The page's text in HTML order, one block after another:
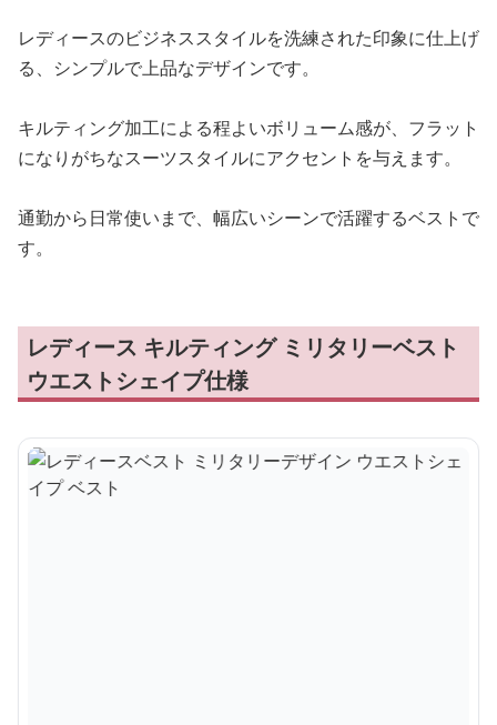
レディースのビジネススタイルを洗練された印象に仕上げ
る、シンプルで上品なデザインです。
キルティング加工による程よいボリューム感が、フラット
になりがちなスーツスタイルにアクセントを与えます。
通勤から日常使いまで、幅広いシーンで活躍するベストで
す。
レディース キルティング ミリタリーベスト
ウエストシェイプ仕様